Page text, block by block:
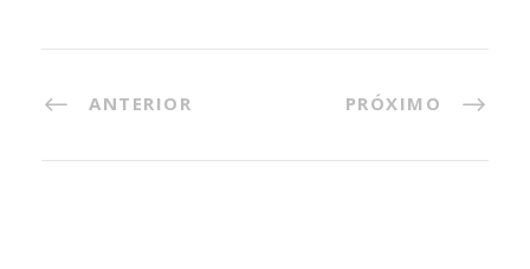
ANTERIOR PRÓXIMO